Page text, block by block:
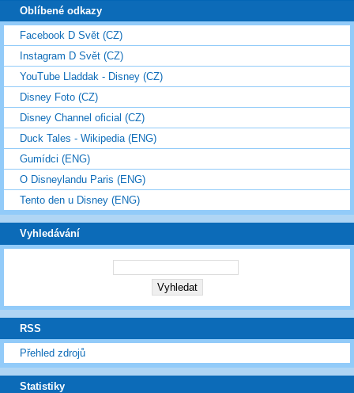
Oblíbené odkazy
Facebook D Svět (CZ)
Instagram D Svět (CZ)
YouTube Lladdak - Disney (CZ)
Disney Foto (CZ)
Disney Channel oficial (CZ)
Duck Tales - Wikipedia (ENG)
Gumídci (ENG)
O Disneylandu Paris (ENG)
Tento den u Disney (ENG)
Vyhledávání
RSS
Přehled zdrojů
Statistiky